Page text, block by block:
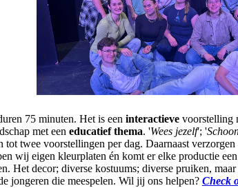
75 minuten. Het is een interactievevoorstelling
met een educatief thema. 'Wees jezelf'; '
tot twee voorstellingen per dag. Daarnaast
wij eigen kleurplaten én komt er elke productie
Het decor; diverse kostuums; diverse pruiken,
jongeren die meespelen. Wil jij ons helpen? Check